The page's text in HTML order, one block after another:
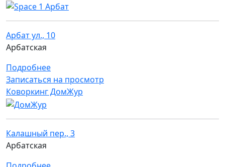
Арбат ул., 10
Арбатская
Подробнее
Записаться на просмотр
Коворкинг ДомЖур
Калашный пер., 3
Арбатская